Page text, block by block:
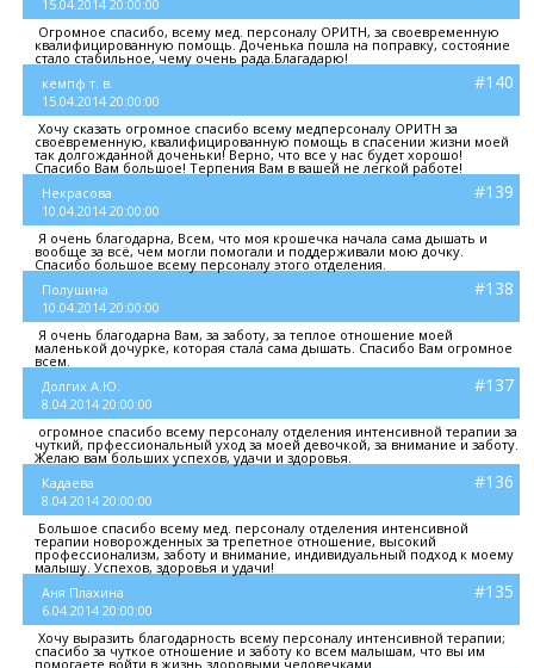
15.04.2014 20:00:00
Огромное спасибо, всему мед. персоналу ОРИТН, за своевременную
квалифицированную помощь. Доченька пошла на поправку, состояние
стало стабильное, чему очень рада.Благадарю!
кемпф т. в.
15.04.2014 20:00:00
#140
Хочу сказать огромное спасибо всему медперсоналу ОРИТН за
своевременную, квалифицированную помощь в спасении жизни моей
так долгожданной доченьки! Верно, что все у нас будет хорошо!
Спасибо Вам большое! Терпения Вам в вашей не легкой работе!
Некрасова
10.04.2014 20:00:00
#139
Я очень благодарна, Всем, что моя крошечка начала сама дышать и
вообще за всё, чем могли помогали и поддерживали мою дочку.
Спасибо большое всему персоналу этого отделения.
Полушина
10.04.2014 20:00:00
#138
Я очень благодарна Вам, за заботу, за теплое отношение моей
маленькой дочурке, которая стала сама дышать. Спасибо Вам огромное
всем.
Долгих А.Ю.
8.04.2014 20:00:00
#137
огромное спасибо всему персоналу отделения интенсивной терапии за
чуткий, прфессиональный уход за моей девочкой, за внимание и заботу.
Желаю вам больших успехов, удачи и здоровья.
Кадаева
8.04.2014 20:00:00
#136
Большое спасибо всему мед. персоналу отделения интенсивной
терапии новорожденных за трепетное отношение, высокий
профессионализм, заботу и внимание, индивидуальный подход к моему
малышу. Успехов, здоровья и удачи!
Аня Плахина
6.04.2014 20:00:00
#135
Хочу выразить благодарность всему персоналу интенсивной терапии;
спасибо за чуткое отношение и заботу ко всем малышам, что вы им
помогаете войти в жизнь здоровыми человечками.